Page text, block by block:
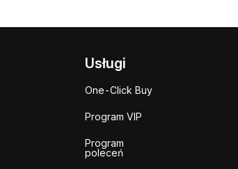
Usługi
One-Click Buy
Program VIP
Program
poleceń